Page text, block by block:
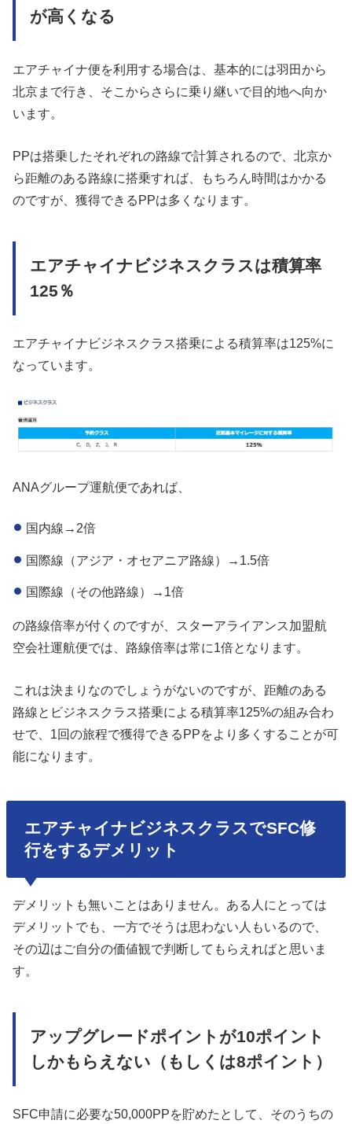
が高くなる
エアチャイナ便を利用する場合は、基本的には羽田から
北京まで行き、そこからさらに乗り継いで目的地へ向か
います。
PPは搭乗したそれぞれの路線で計算されるので、北京か
ら距離のある路線に搭乗すれば、もちろん時間はかかる
のですが、獲得できるPPは多くなります。
エアチャイナビジネスクラスは積算率
125％
エアチャイナビジネスクラス搭乗による積算率は125%に
なっています。
ANAグループ運航便であれば、
国内線→2倍
国際線（アジア・オセアニア路線）→1.5倍
国際線（その他路線）→1倍
の路線倍率が付くのですが、スターアライアンス加盟航
空会社運航便では、路線倍率は常に1倍となります。
これは決まりなのでしょうがないのですが、距離のある
路線とビジネスクラス搭乗による積算率125%の組み合わ
せで、1回の旅程で獲得できるPPをより多くすることが可
能になります。
エアチャイナビジネスクラスでSFC修
行をするデメリット
デメリットも無いことはありません。ある人にとっては
デメリットでも、一方でそうは思わない人もいるので、
その辺はご自分の価値観で判断してもらえればと思いま
す。
アップグレードポイントが10ポイント
しかもらえない（もしくは8ポイント）
SFC申請に必要な50,000PPを貯めたとして、そのうちの